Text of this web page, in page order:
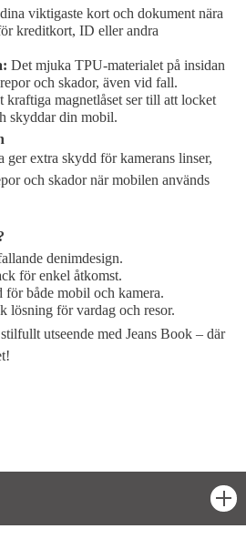
viktigaste kort och dokument nära
kreditkort, ID eller andra
Det mjuka TPU-materialet på insidan
och skador, även vid fall.
kraftiga magnetlåset ser till att locket
skyddar din mobil.
ger extra skydd för kamerans linser,
och skador när mobilen används
denimdesign.
för enkel åtkomst.
för både mobil och kamera.
lösning för vardag och resor.
utseende med Jeans Book – där